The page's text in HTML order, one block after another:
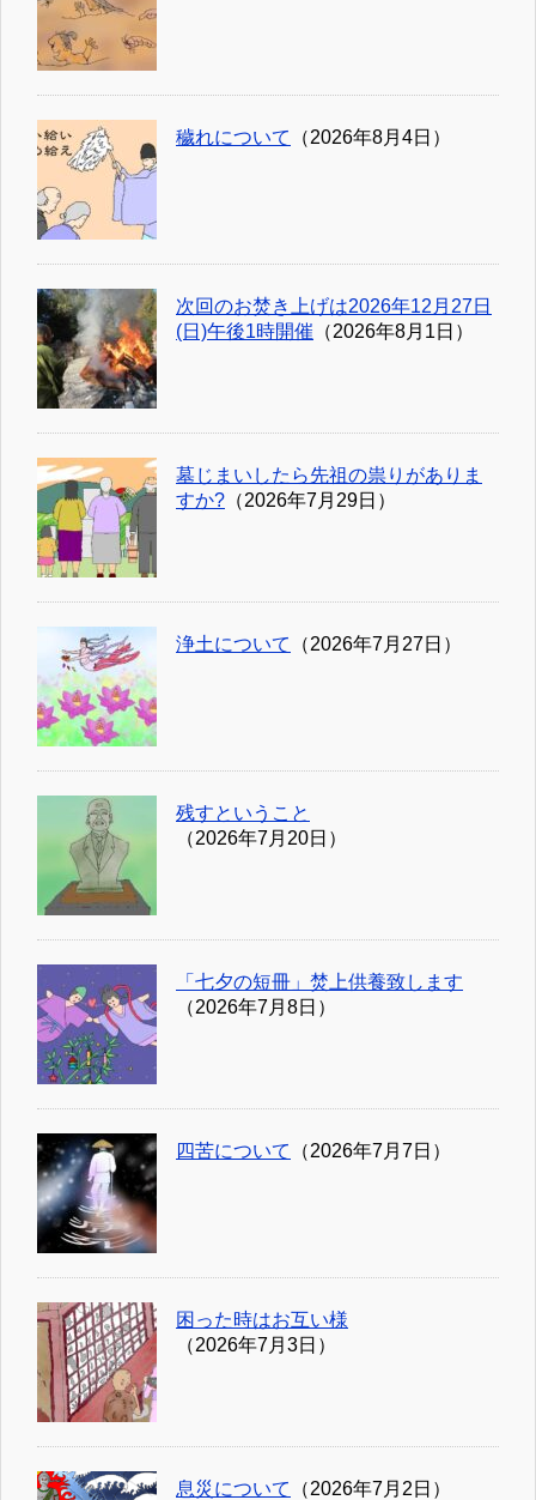
穢れについて （2026年8月4日）
次回のお焚き上げは2026年12月27日
(日)午後1時開催 （2026年8月1日）
墓じまいしたら先祖の祟りがありま
すか? （2026年7月29日）
浄土について （2026年7月27日）
残すということ
（2026年7月20日）
「七夕の短冊」焚上供養致します
（2026年7月8日）
四苦について （2026年7月7日）
困った時はお互い様
（2026年7月3日）
息災について （2026年7月2日）